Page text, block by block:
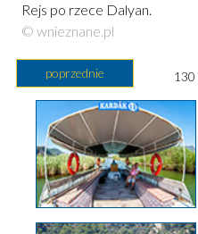
Rejs po rzece Dalyan.
© wnieznane.pl
poprzednie 130